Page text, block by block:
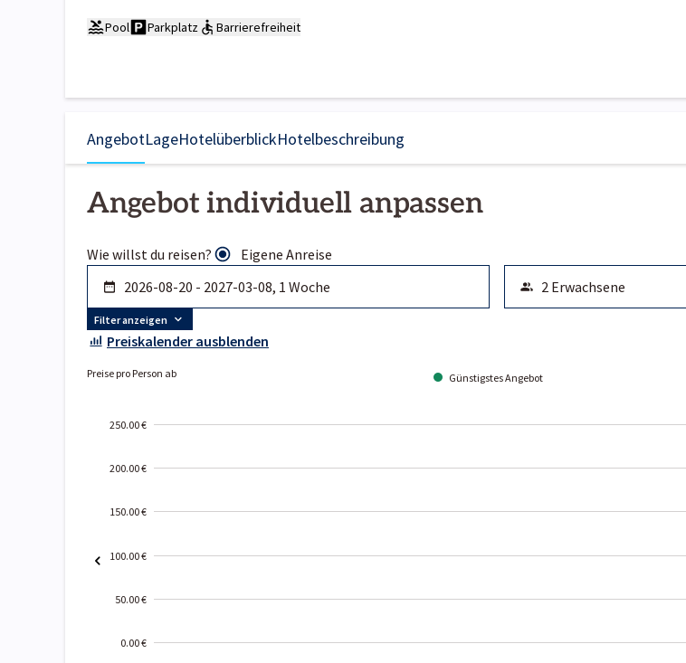
Pool Parkplatz Barrierefreiheit
AngebotLageHotelüberblickHotelbeschreibung
Angebot individuell anpassen
Wie willst du reisen? Eigene Anreise
Filter anzeigen
Preiskalender ausblenden
Preise pro Person ab Günstigstes Angebot
250.00 €
200.00 €
150.00 €
100.00 €
50.00 €
0.00 €